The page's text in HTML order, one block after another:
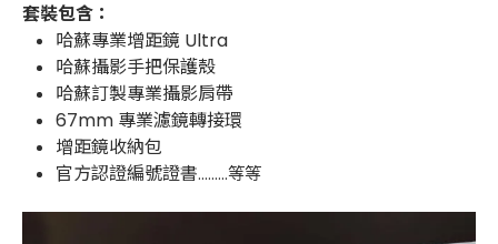
套裝包含：
哈蘇專業增距鏡 Ultra
哈蘇攝影手把保護殼
哈蘇訂製專業攝影肩帶
67mm 專業濾鏡轉接環
增距鏡收納包
官方認證編號證書.........等等